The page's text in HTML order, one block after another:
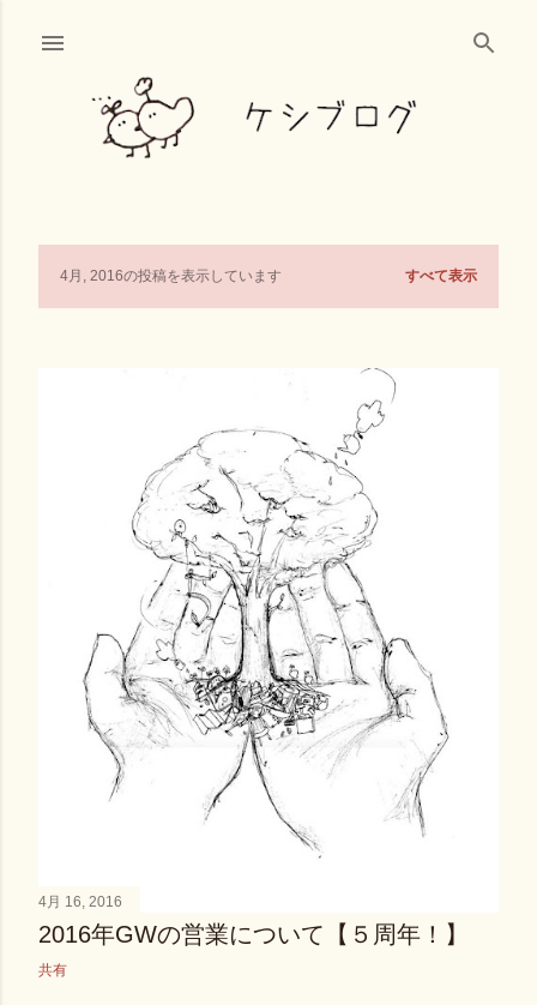
スキップしてメイン コンテンツに移動
投
4月, 2016の投稿を表示しています すべて表示
4月 16, 2016
2016年GWの営業について【５周年！】
共有